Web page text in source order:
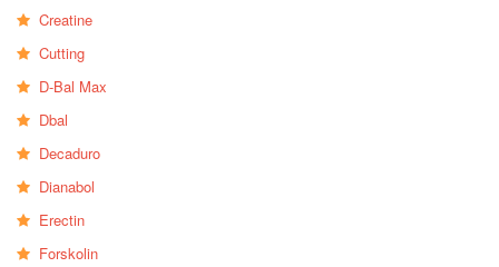
Creatine
Cutting
D-Bal Max
Dbal
Decaduro
Dianabol
Erectin
Forskolin